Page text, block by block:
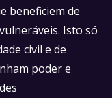
beneficiem de
Isto só
civil e de
poder e